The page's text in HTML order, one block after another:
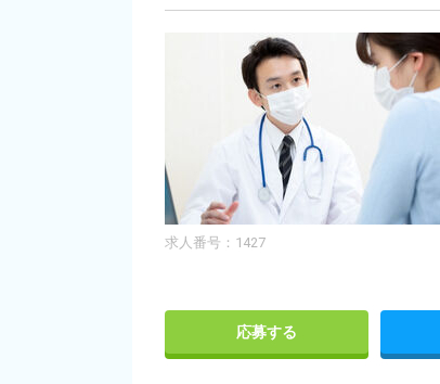
求人番号：1427
応募する